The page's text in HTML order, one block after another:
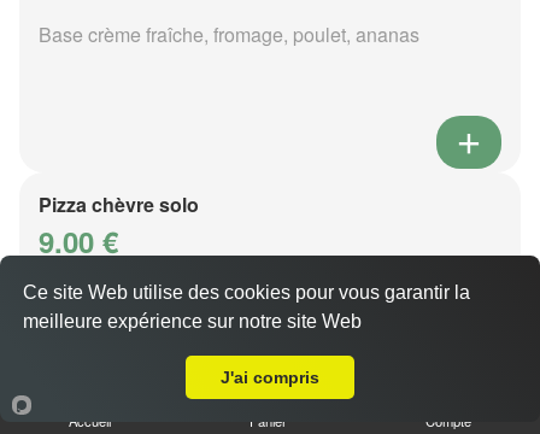
Base crème fraîche, fromage, poulet, ananas
Pizza chèvre solo
9.00 €
Base crème fraîche, fromage, chèvre, oeuf
Accueil Panier Compte
Ce site Web utilise des cookies pour vous garantir la
meilleure expérience sur notre site Web
J'ai compris